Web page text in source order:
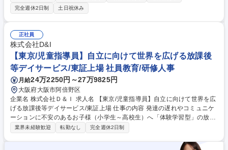
販社向け勉強会･セミナー講師 募集職種 【エコノミスト】三菱UFJフィナ
ンシャルG/国内最大級投信運用会社
完全週休2日制
土日祝休み
正社員
株式会社D&I
【東京/児童指導員】自立に向けて世界を広げる放課後
等デイサービス/東証上場 社員教育/研修人事
月給24万2250円～27万9825円
大阪府大阪市阿倍野区
企業名 株式会社Ｄ＆Ｉ 求人名 【東京/児童指導員】自立に向けて世界を広
げる放課後等デイサービス/東証上場 仕事の内容 発達の遅れやコミュニケ
ーションに不安のあるお子様（小学生～高校生）へ「体験学習型」の放課
後等デイサービスのスタッフをお任せします。1日10名程の教室でお子様
ルトレーニングや運動、職業体験や外出イベントでにより子どもたちの
業界未経験歓迎 転勤なし 完全週休2日制